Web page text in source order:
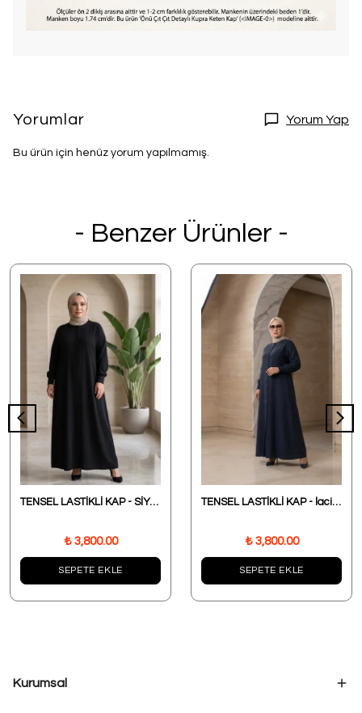
Yorumlar Yorum Yap
Bu ürün için henüz yorum yapılmamış.
- Benzer Ürünler -
TENSEL LASTİKLİ KAP - SİYAH
₺ 3,800.00
SEPETE EKLE
TENSEL LASTİKLİ KAP - lacivert
₺ 3,800.00
SEPETE EKLE
Kurumsal